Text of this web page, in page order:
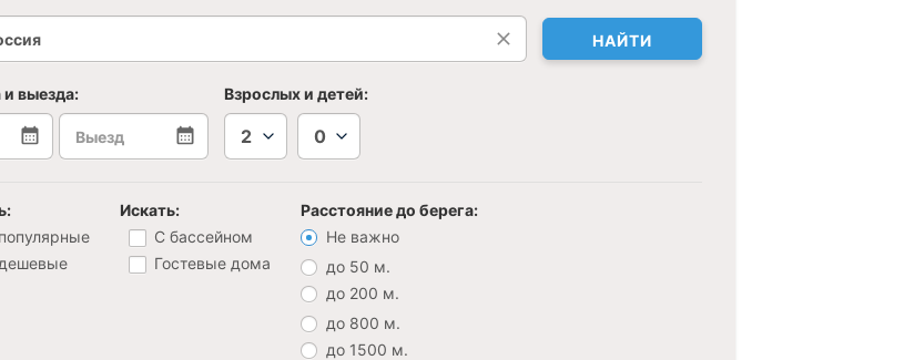
НАЙТИ
и выезда: Взрослых и детей:
2 0
Искать:
С бассейном
Гостевые дома
Расстояние до берега:
Не важно
до 50 м.
до 200 м.
до 800 м.
до 1500 м.